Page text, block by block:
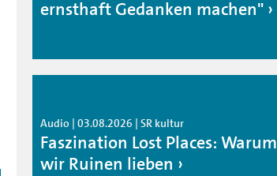
ernsthaft Gedanken machen"
Audio | 03.08.2026 | SR kultur
Faszination Lost Places: Warum
wir Ruinen lieben